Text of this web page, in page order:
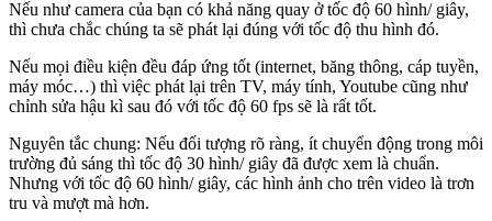
Nếu như camera của bạn có khả năng quay ở tốc độ 60 hình/ giây,
thì chưa chắc chúng ta sẽ phát lại đúng với tốc độ thu hình đó.
Nếu mọi điều kiện đều đáp ứng tốt (internet, băng thông, cáp tuyền,
máy móc…) thì việc phát lại trên TV, máy tính, Youtube cũng như
chỉnh sửa hậu kì sau đó với tốc độ 60 fps sẽ là rất tốt.
Nguyên tắc chung: Nếu đối tượng rõ ràng, ít chuyển động trong môi
trường đủ sáng thì tốc độ 30 hình/ giây đã được xem là chuẩn.
Nhưng với tốc độ 60 hình/ giây, các hình ảnh cho trên video là trơn
tru và mượt mà hơn.